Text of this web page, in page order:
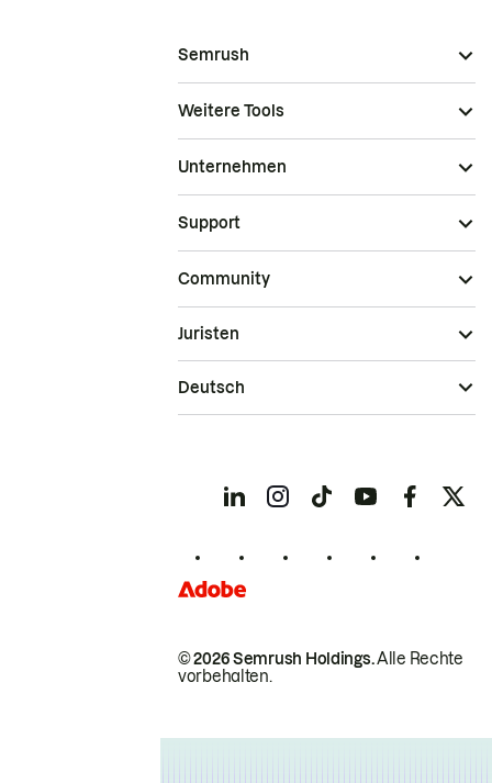
Semrush
Weitere Tools
Unternehmen
Support
Community
© 2026 Semrush Holdings.Alle Rechte
vorbehalten.
Juristen
Deutsch